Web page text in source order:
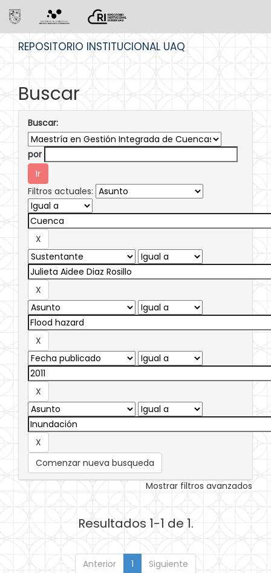
REPOSITORIO INSTITUCIONAL UAQ
Buscar
Buscar:
por
Filtros actuales:
Comenzar nueva busqueda
Mostrar filtros avanzados
Resultados 1-1 de 1.
Anterior 1 Siguiente